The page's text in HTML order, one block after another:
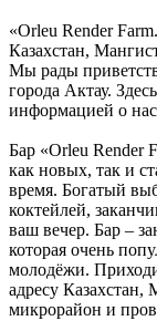
«Orleu Render
Казахстан,
Мы рады
города Актау.
информацией о
Бар «Orleu Render
как новых, так и
время. Богатый
коктейлей,
ваш вечер. Бар –
которая очень
молодёжи.
адресу Казахстан,
микрорайон и